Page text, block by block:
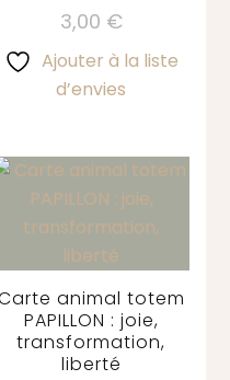
3,00 €
Ajouter à la liste
d’envies
animal totem
PAPILLON : joie,
transformation,
liberté